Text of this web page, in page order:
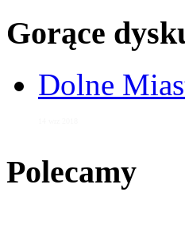
Gorące
Dolne
Polecamy